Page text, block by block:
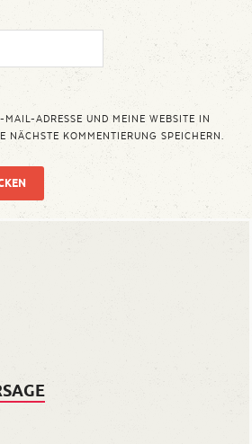
ADRESSE UND MEINE WEBSITE IN
NÄCHSTE KOMMENTIERUNG SPEICHERN.